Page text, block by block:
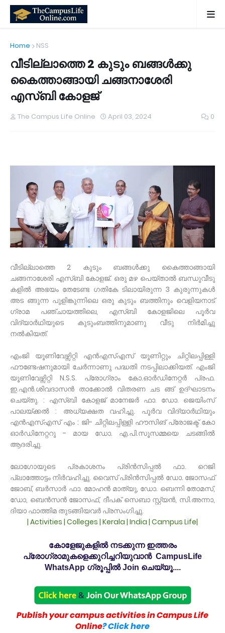
Home NSS
വീടില്ലാത്തെ 2 കുടും ബങ്ങൾക്കു
കൈത്താങ്ങായി ചങ്ങനാശേരി
എസ്ബി കോളജ്
The Campus Life Online April 03, 2024 0
വീടില്ലാത്തെ 2 കുടും ബങ്ങൾക്കു കൈത്താങ്ങായി
ചങ്ങനാശേരി എസ്ബി കോളജ്. ഒരു മഴ പെയ്താൽ ബന്ധുവീടു
കളിൽ അഭയം തേടേണ്ട ഗതികേ ടിലായിരുന്ന 3 കുരുന്നുകൾ
അട ങ്ങുന്ന പുളിങ്കുന്നിലെ ഒരു കുടും ബത്തിനും വെളിയനാട്
ഗ്രാമ പഞ്ചായത്തിലെ, എസ്ബി കോളജിലെ പൂർവ
വിദ്യാർഥിയുടെ കുടുംബത്തിനുമാണു വീടു നിർമിച്ചു
നൽകിയത്.
എംജി യൂണിവേഴ്സിറ്റി എൻഎസ്എസ് യൂണിറ്റും ചിറ്റിലപ്പിള്ളി
ഫൗണ്ടേഷനുമായി ചേർന്നാണു പദ്ധതി നടപ്പിലാക്കിയത്. എംജി
യൂണിവേഴ്സിറ്റി N.S.S. പ്രോഗ്രാം കോ.ഓർഡിനേറ്റർ പ്രഫ.
ഇ.എൻ.ശിവദാസൻ താക്കോൽ വിതരണ ചട ങ്ങ് ഉദ്ഘാടനം
ചെയ്തു. : എസ്ബി കോളജ് മാനേജർ ഫാ. ഡോ. ജെയിംസ്
പാലയ്ക്കൽ : അധ്യക്ഷത വഹിച്ചു. പൂർവ വിദ്യാർഥിയും
എൻഎസ്എസ് എം : ജി- ചിറ്റിലപ്പിള്ളി ഹൗസിങ് പ്രോജക്ട് കോ
ഓർഡിനേറ്ററു - മായ ഡോ. എ.പി.സൂസമ്മയെ ചടങ്ങിൽ
ആദരിച്ചു.
ലോഗോയുടെ പ്രകാശനം പ്രിൻസിപ്പൽ ഫാ. റെജി
പ്ലാത്തോട്ടം നിർവഹിച്ചു. വൈസ് പ്രിൻസിപ്പൽ ഡോ. ജോസഫ്
ജോബ്, ബർസാർ ഫാ. മോഹൻ മാത്യു, ഡോ. ബെന്നി തോമസ്,
ഡോ, ബെൻസൻ ജോസഫ്, ദീപക് സെബാ സ്റ്റ്യൻ, സി.അന്നാ,
ദിയാ ഫാത്തിമ തുടങ്ങിയവർ പ്രസംഗിച്ചു.
| Activities | Colleges | Kerala | India | Campus Life|
കോളേജുകളിൽ നടക്കുന്ന ഇത്തരം
പ്രോഗ്രാമുകളെക്കുറിച്ചറിയുവാൻ CampusLife
WhatsApp ഗ്രൂപ്പിൽ Join ചെയ്യൂ....
Publish your campus activities in Campus Life
Online? Click here